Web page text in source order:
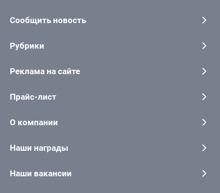
Сообщить новость
Рубрики
Реклама на сайте
Прайс-лист
О компании
Наши награды
Наши вакансии